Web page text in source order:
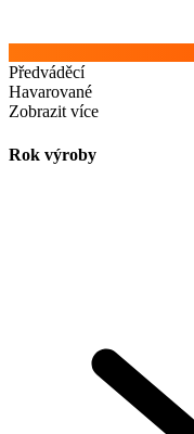
Předváděcí
Havarované
Zobrazit více
Rok výroby